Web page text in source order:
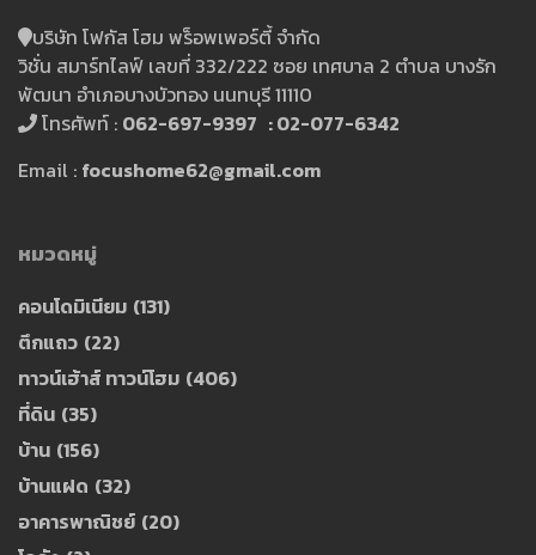
บริษัท โฟกัส โฮม พร็อพเพอร์ตี้ จำกัด
วิชั่น สมาร์ทไลฟ์ เลขที่ 332/222 ซอย เทศบาล 2 ตำบล บางรัก
พัฒนา อำเภอบางบัวทอง นนทบุรี 11110
โทรศัพท์ : 062-697-9397 : 02-077-6342
Email : focushome62@gmail.com
หมวดหมู่
คอนโดมิเนียม (131)
ตึกแถว (22)
ทาวน์เฮ้าส์ ทาวน์โฮม (406)
ที่ดิน (35)
บ้าน (156)
บ้านแฝด (32)
อาคารพาณิชย์ (20)